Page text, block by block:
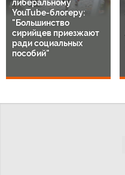
либеральному
YouTube-блогеру:
"Большинство
сирийцев приезжают
ради социальных
пособий"